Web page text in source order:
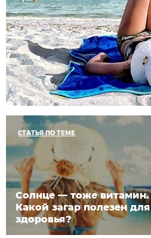
СТАТЬЯ ПО ТЕМЕ
Солнце — тоже витамин.
Какой загар полезен для
здоровья?